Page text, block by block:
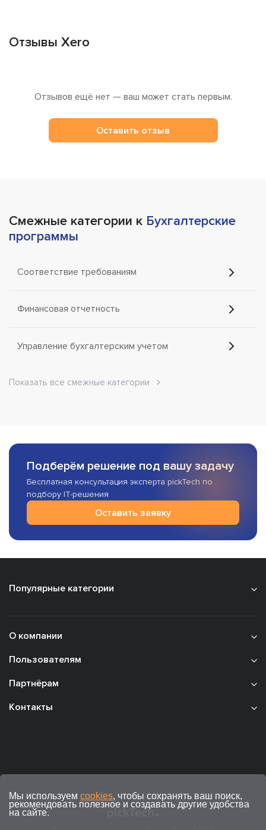
Отзывы Xero
Отзывов ещё нет — ваш может стать первым.
Оставить отзыв
Смежные категории к Бухгалтерские
программы
Соответствие требованиям
Финансовая отчетность
Управление бухгалтерским учетом
Показать все смежные категории
Подберём решение под вашу задачу
Бесплатная консультация эксперта pickTech по
подбору IT-решения
Оставить заявку
Популярные категории
О компании
Пользователям
Партнёрам
Контакты
Мы используем cookies, чтобы сохранять ваш поиск,
рекомендовать полезное и создавать другие удобства
на сайте.